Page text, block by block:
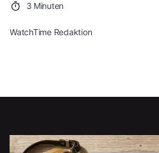
3 Minuten
WatchTime Redaktion